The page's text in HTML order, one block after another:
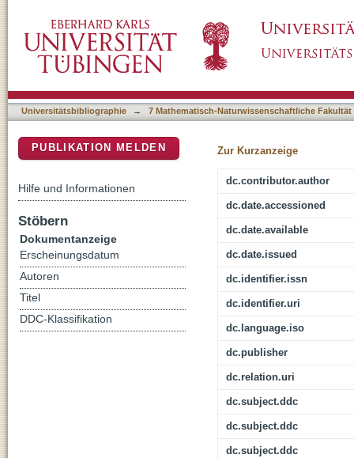
randomized controlled study
Universitätsbibliographie → 7 Mathematisch-Naturwissenschaftliche Fakultät
Zur Kurzanzeige
dc.contributor.author
dc.date.accessioned
dc.date.available
dc.date.issued
dc.identifier.issn
dc.identifier.uri
dc.language.iso
dc.publisher
dc.relation.uri
dc.subject.ddc
dc.subject.ddc
dc.subject.ddc
PUBLIKATION MELDEN
Hilfe und Informationen
Stöbern
Dokumentanzeige
Erscheinungsdatum
Autoren
Titel
DDC-Klassifikation